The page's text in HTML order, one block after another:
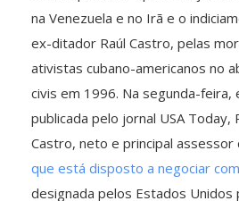
na Venezuela e no Irã e o
ex-ditador Raúl Castro, pelas
ativistas cubano-americanos no
civis em 1996. Na segunda-feira,
publicada pelo jornal USA Today,
Castro, neto e principal assessor
que está disposto a negociar
designada pelos Estados Unidos